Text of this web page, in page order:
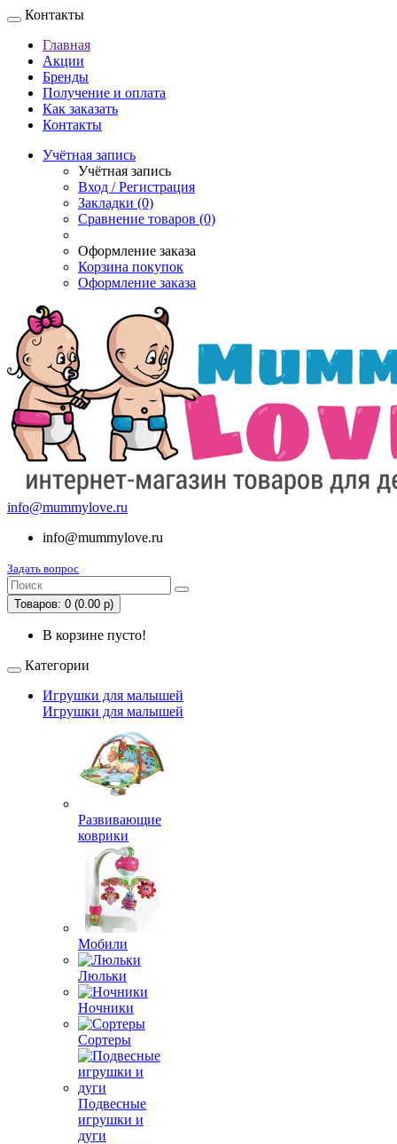
Контакты
Главная
Акции
Бренды
Получение и оплата
Как заказать
Контакты
Учётная запись
Учётная запись
Вход / Регистрация
Закладки (0)
Сравнение товаров (0)
Оформление заказа
Корзина покупок
Оформление заказа
info@mummylove.ru
info@mummylove.ru
Задать вопрос
Товаров: 0 (0.00 р)
В корзине пусто!
Категории
Игрушки для малышей
Игрушки для малышей
Развивающие
коврики
Мобили
Люльки
Ночники
Сортеры
Подвесные
игрушки и
дуги